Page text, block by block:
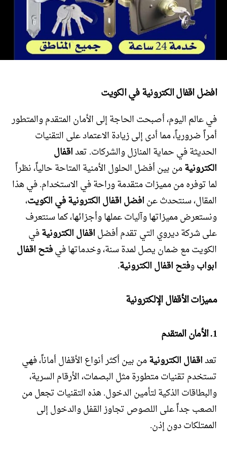
افضل اقفال الكترونية في الكويت
في عالم اليوم، أصبحت الحاجة إلى الأمان المتقدم والمتطور
أمراً ضرورياً، مما أدى إلى زيادة الاعتماد على التقنيات
الحديثة في حماية المنازل والشركات. تعداقفال
الكترونيةمن بين أفضل الحلول الأمنية المتاحة حالياً، نظراً
لما توفره من مميزات متقدمة وراحة في الاستخدام. في هذا
المقال، سنتحدث عنافضل اقفال الكترونية في الكويت،
ونستعرض مميزاتها وآليات عملها وأجزائها، كما سنتعرف
على شركة ديروي التي تقدم أفضلاقفال الكترونيةفي
الكويت مع ضمان يصل لمدة سنة، وخدماتها فيفتح اقفال
ابوابوفتح اقفال الكترونية.
مميزات الأقفال الإلكترونية
1. الأمان المتقدم
تعداقفال الكترونيةمن بين أكثر أنواع الأقفال أماناً، فهي
تستخدم تقنيات متطورة مثل البصمات، الأرقام السرية،
والبطاقات الذكية لتأمين الدخول. هذه التقنيات تجعل من
الصعب جداً على اللصوص تجاوز القفل والدخول إلى
الممتلكات دون إذن.